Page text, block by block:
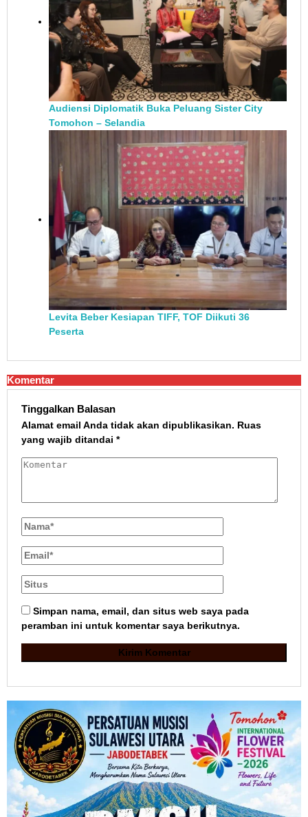
Audiensi Diplomatik Buka Peluang Sister City
Tomohon – Selandia
Levita Beber Kesiapan TIFF, TOF Diikuti 36
Peserta
Komentar
Tinggalkan Balasan
Alamat email Anda tidak akan dipublikasikan. Ruas
yang wajib ditandai *
Simpan nama, email, dan situs web saya pada
peramban ini untuk komentar saya berikutnya.